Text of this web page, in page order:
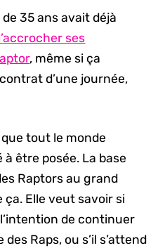
35 ans avait déjà
ses
, même si ça
d’une journée,
tout le monde
être posée. La base
Raptors au grand
ça. Elle veut savoir si
de continuer
Raps, ou s’il s’attend